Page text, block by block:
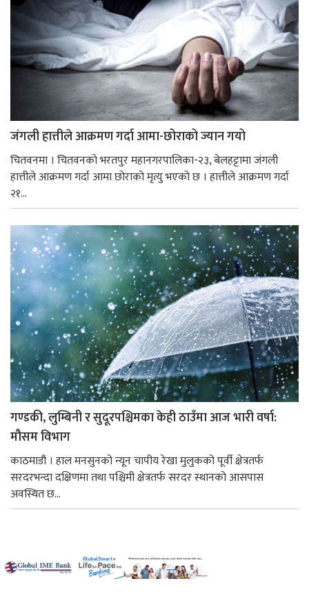
जंगली हात्तीले आक्रमण गर्दा आमा-छोराको ज्यान गयो
चितवनमा । चितवनको भरतपुर महानगरपालिका-२३, बेलहट्टामा जंगली
हात्तीले आक्रमण गर्दा आमा छोराको मृत्यु भएको छ । हात्तीले आक्रमण गर्दा
२१...
गण्डकी, लुम्बिनी र सुदूरपश्चिमका केही ठाउँमा आज भारी वर्षा:
मौसम विभाग
काठमाडौं । हाल मनसुनको न्यून चापीय रेखा मुलुकको पूर्वी क्षेत्रतर्फ
सरदरभन्दा दक्षिणमा तथा पश्चिमी क्षेत्रतर्फ सरदर स्थानको आसपास
अवस्थित छ...